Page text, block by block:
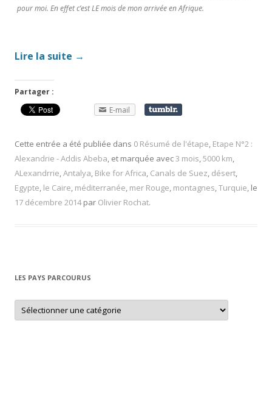
pour moi. En effet c’est LE mois de mon arrivée en Afrique.
Lire la suite →
Partager :
E-mail
Cette entrée a été publiée dans 0 Résumé de l'étape, Etape N°2 :
Alexandrie - Addis Abeba, et marquée avec3 mois,5000 km,
ALexandrrie,Antalya, Bike for Africa, Canals de Suez, désert,
Egypte, le Caire, méditerranée, mer Rouge, montagnes,Turquie, le
17 décembre 2014 par Olivier Rochat.
LES PAYS PARCOURUS
L
s